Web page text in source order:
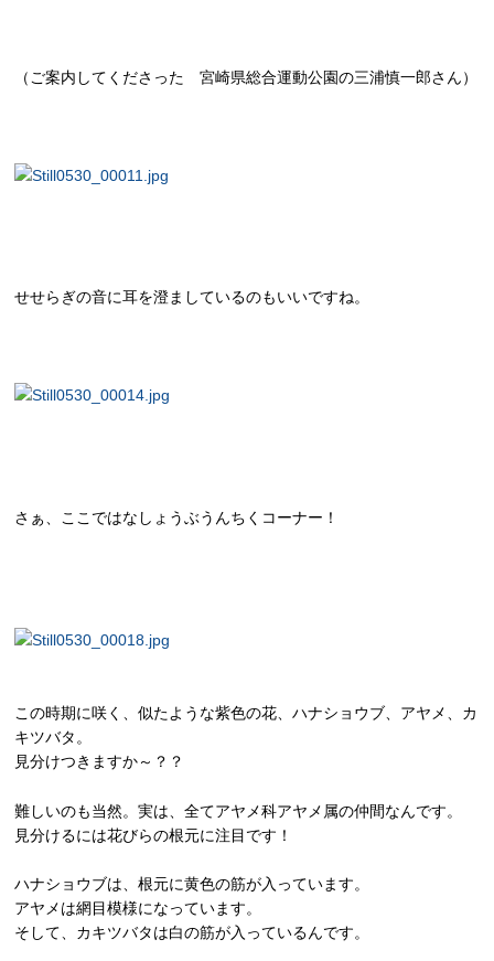
（ご案内してくださった 宮崎県総合運動公園の三浦慎一郎さん）
せせらぎの音に耳を澄ましているのもいいですね。
さぁ、ここではなしょうぶうんちくコーナー！
この時期に咲く、似たような紫色の花、ハナショウブ、アヤメ、カ
キツバタ。
見分けつきますか～？？
難しいのも当然。実は、全てアヤメ科アヤメ属の仲間なんです。
見分けるには花びらの根元に注目です！
ハナショウブは、根元に黄色の筋が入っています。
アヤメは網目模様になっています。
そして、カキツバタは白の筋が入っているんです。